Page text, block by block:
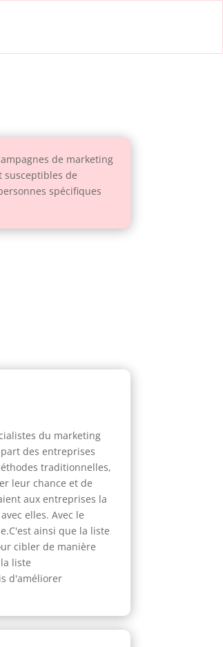
de marketing
susceptibles de
spécifiques
du marketing
des entreprises
traditionnelles,
leur chance et de
aux entreprises la
elles. Avec le
ainsi que la liste
cibler de manière
liste
d'améliorer